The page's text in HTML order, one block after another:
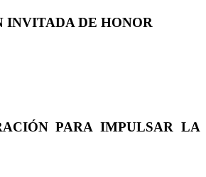
INVITADA DE HONOR
PARA IMPULSAR LA